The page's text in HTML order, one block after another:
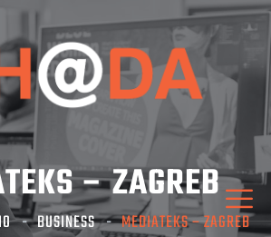
– ZAGREB
BUSINESS MEDIATEKS – ZAGREB